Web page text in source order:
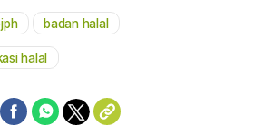
badan halal
halal